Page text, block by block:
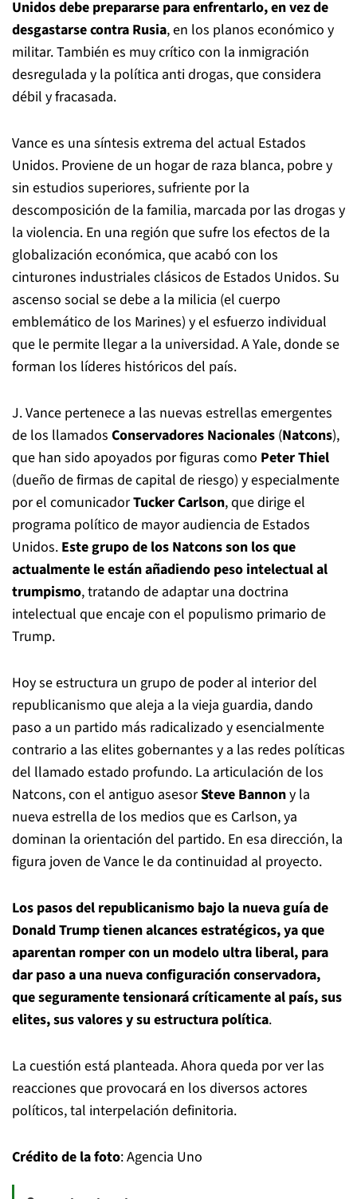
Unidos debe prepararse para enfrentarlo, en vez de
desgastarse contra Rusia, en los planos económico y
militar. También es muy crítico con la inmigración
desregulada y la política anti drogas, que considera
débil y fracasada.
Vance es una síntesis extrema del actual Estados
Unidos. Proviene de un hogar de raza blanca, pobre y
sin estudios superiores, sufriente por la
descomposición de la familia, marcada por las drogas y
la violencia. En una región que sufre los efectos de la
globalización económica, que acabó con los
cinturones industriales clásicos de Estados Unidos. Su
ascenso social se debe a la milicia (el cuerpo
emblemático de los Marines) y el esfuerzo individual
que le permite llegar a la universidad. A Yale, donde se
forman los líderes históricos del país.
J. Vance pertenece a las nuevas estrellas emergentes
de los llamados Conservadores Nacionales (Natcons),
que han sido apoyados por figuras como Peter Thiel
(dueño de firmas de capital de riesgo) y especialmente
por el comunicadorTucker Carlson, que dirige el
programa político de mayor audiencia de Estados
Unidos. Este grupo de los Natcons son los que
actualmente le están añadiendo peso intelectual al
trumpismo, tratando de adaptar una doctrina
intelectual que encaje con el populismo primario de
Trump.
Hoy se estructura un grupo de poder al interior del
republicanismo que aleja a la vieja guardia, dando
paso a un partido más radicalizado y esencialmente
contrario a las elites gobernantes y a las redes políticas
del llamado estado profundo. La articulación de los
Natcons, con el antiguo asesorSteve Bannony la
nueva estrella de los medios que es Carlson, ya
dominan la orientación del partido. En esa dirección, la
figura joven de Vance le da continuidad al proyecto.
Los pasos del republicanismo bajo la nueva guía de
Donald Trump tienen alcances estratégicos, ya que
aparentan romper con un modelo ultra liberal, para
dar paso a una nueva configuración conservadora,
que seguramente tensionará críticamente al país, sus
elites, sus valores y su estructura política.
La cuestión está planteada. Ahora queda por ver las
reacciones que provocará en los diversos actores
políticos, tal interpelación definitoria.
Crédito de la foto: Agencia Uno